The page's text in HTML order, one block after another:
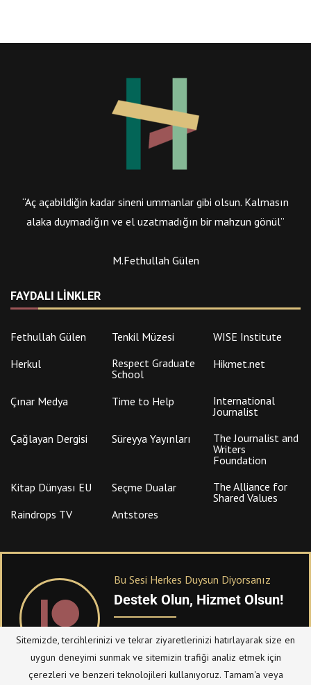
“Aç açabildiğin kadar sineni ummanlar gibi olsun. Kalmasın
alaka duymadığın ve el uzatmadığın bir mahzun gönül”
M.Fethullah Gülen
FAYDALI LINKLER
Fethullah Gülen Tenkil Müzesi
WISE Institute
Herkul
Respect Graduate
School
Hikmet.net
Çınar Medya Time to Help
International
Journalist
Çağlayan Dergisi
Süreyya Yayınları
The Journalist and
Writers
Foundation
Kitap Dünyası EU
Seçme Dualar
The Alliance for
Shared Values
Raindrops TV
Antstores
Bu Sesi Herkes Duysun Diyorsanız
Destek Olun, Hizmet Olsun!
PATREONüzerinden sitemize bağışta
bulanabilirsiniz.
Sitemizde, tercihlerinizi ve tekrar ziyaretlerinizi hatırlayarak size en
uygun deneyimi sunmak ve sitemizin trafiği analiz etmek için
çerezleri ve benzeri teknolojileri kullanıyoruz. Tamam'a veya